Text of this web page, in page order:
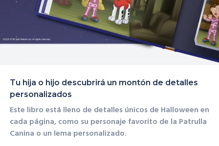
Tu hija o hijo descubrirá un montón de detalles
personalizados
Este libro está lleno de detalles únicos de Halloweenen
cada página, como su personaje favorito de la Patrulla
Canina o un lema personalizado.